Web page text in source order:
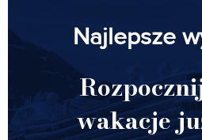
Najlepsze
wakacje